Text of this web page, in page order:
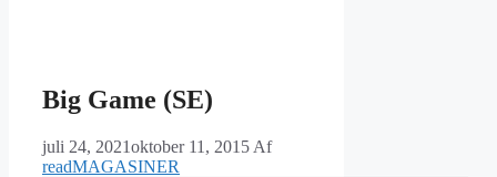
Big Game (SE)
juli 24, 2021oktober 11, 2015 Af
readMAGASINER